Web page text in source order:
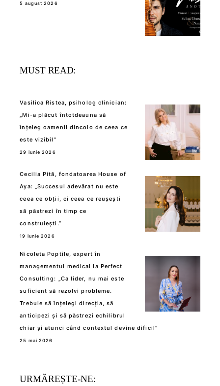
5 august 2026
MUST READ:
Vasilica Ristea, psiholog clinician:
„Mi-a plăcut întotdeauna să
înțeleg oamenii dincolo de ceea ce
este vizibil”
29 iunie 2026
Cecilia Pită, fondatoarea House of
Aya: „Succesul adevărat nu este
ceea ce obții, ci ceea ce reușești
să păstrezi în timp ce
construiești.”
19 iunie 2026
Nicoleta Poptile, expert în
managementul medical la Perfect
Consulting: „Ca lider, nu mai este
suficient să rezolvi probleme.
Trebuie să înțelegi direcția, să
anticipezi și să păstrezi echilibrul
chiar și atunci când contextul devine dificil”
25 mai 2026
URMĂREȘTE-NE: